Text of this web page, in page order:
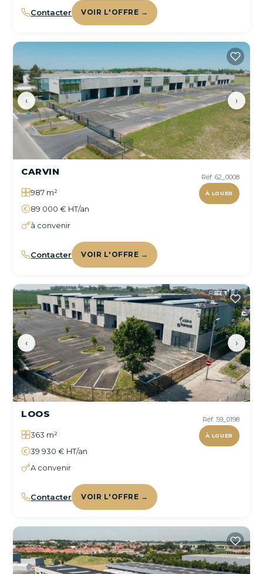
Contacter VOIR L'OFFRE →
‹ ›
Réf. 62_0008
À LOUER
CARVIN
987 m²
89 000 € HT/an
à convenir
Contacter VOIR L'OFFRE →
‹ ›
Réf. 59_0198
À LOUER
LOOS
363 m²
39 930 € HT/an
A convenir
Contacter VOIR L'OFFRE →